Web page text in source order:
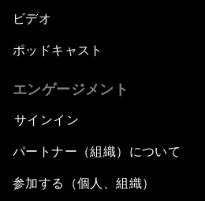
ビデオ
ポッドキャスト
エンゲージメント
サインイン
パートナー（組織）について
参加する（個人、組織）